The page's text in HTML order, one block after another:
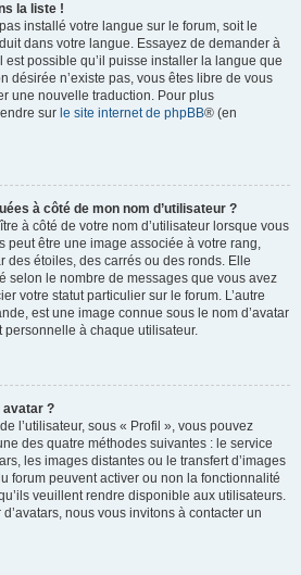
la liste !
installé votre langue sur le forum, soit le
dans votre langue. Essayez de demander à
est possible qu’il puisse installer la langue que
désirée n’existe pas, vous êtes libre de vous
une nouvelle traduction. Pour plus
sur le site internet de phpBB® (en
à côté de mon nom d’utilisateur ?
à côté de votre nom d’utilisateur lorsque vous
peut être une image associée à votre rang,
des étoiles, des carrés ou des ronds. Elle
selon le nombre de messages que vous avez
votre statut particulier sur le forum. L’autre
est une image connue sous le nom d’avatar
à chaque utilisateur.
avatar ?
l’utilisateur, sous « Profil », vous pouvez
des quatre méthodes suivantes : le service
les images distantes ou le transfert d’images
forum peuvent activer ou non la fonctionnalité
veuillent rendre disponible aux utilisateurs.
nous vous invitons à contacter un